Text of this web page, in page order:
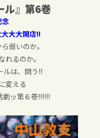
』 第6巻
念
大大大開店!!
弱いのか。
れるのか。
ルは、問う!!
変える
劇ッ第６巻!!!!!!